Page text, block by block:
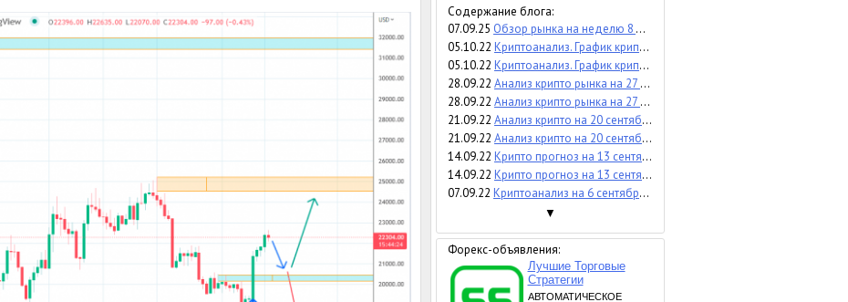
Содержание блога:
07.09.25 Обзор рынка на неделю 8 — 14 сентября. Технический анализ
05.10.22 Криптоанализ. График крипты на 4 октября (Ethereum, Binance Coin, Polkadot)
05.10.22 Криптоанализ. График крипты на 4 октября (Bitcoin, Ripple)
28.09.22 Анализ крипто рынка на 27 сентября (Axie Infinity, Binance Coin, SAND)
28.09.22 Анализ крипто рынка на 27 сентября (Bitcoin, Uniswap)
21.09.22 Анализ крипто на 20 сентября (ETH, BNB и APE)
21.09.22 Анализ крипто на 20 сентября (Bitcoin, Dogecoin)
14.09.22 Крипто прогноз на 13 сентября (Ethereum, Binance Coin, Avalanche)
14.09.22 Крипто прогноз на 13 сентября (Bitcoin, Solana)
07.09.22 Криптоанализ на 6 сентября (Binance Coin, NEAR, Solana)
▼
Форекс-объявления: